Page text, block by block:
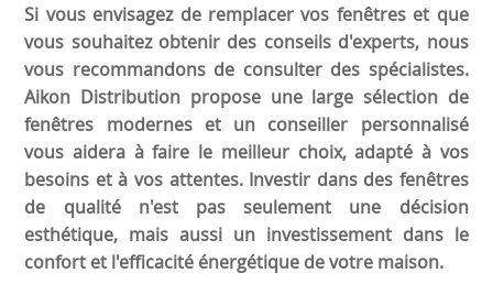
Si vous envisagez de remplacer vos fenêtres et que
vous souhaitez obtenir des conseils d'experts, nous
vous recommandons de consulter des spécialistes.
Aikon Distribution propose une large sélection de
fenêtres modernes et un conseiller personnalisé
vous aidera à faire le meilleur choix, adapté à vos
besoins et à vos attentes. Investir dans des fenêtres
de qualité n'est pas seulement une décision
esthétique, mais aussi un investissement dans le
confort et l'efficacité énergétique de votre maison.